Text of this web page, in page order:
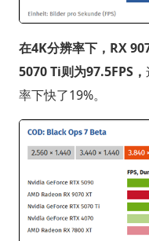
在4K分辨率下，RX
5070 Ti则为97.5FPS，
率下快了19%。